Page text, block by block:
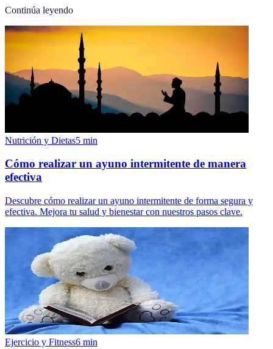
Continúa leyendo
Nutrición y Dietas5 min
Cómo realizar un ayuno intermitente de manera
efectiva
Descubre cómo realizar un ayuno intermitente de forma segura y
efectiva. Mejora tu salud y bienestar con nuestros pasos clave.
Ejercicio y Fitness6 min